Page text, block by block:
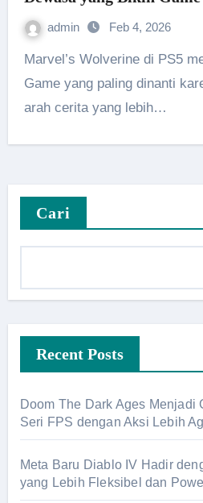
admin Feb 4, 2026
Marvel’s Wolverine di PS5 menjadi salah satu
Game yang paling dinanti
arah cerita yang lebih…
Cari
Recent Posts
Doom The Dark Ages Menjadi
Seri FPS dengan Aksi Lebih
Meta Baru Diablo IV Hadir
yang Lebih Fleksibel dan